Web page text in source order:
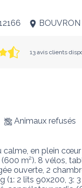
BOUVRON
13 avis clients
Animaux refusés
calme, en plein
m²). 8 vélos,
ouverte, 2
(1: 2 lits 90x200, 3: